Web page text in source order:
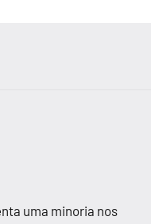
uma minoria nos